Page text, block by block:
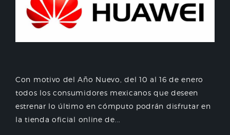
Con motivo del Año Nuevo, del 10 al 16 de enero
todos los consumidores mexicanos que deseen
estrenar lo último en cómputo podrán disfrutar en
la tienda oficial online de...